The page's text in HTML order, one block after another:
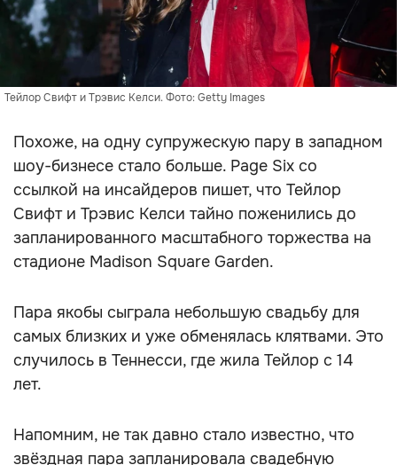
Тейлор Свифт и Трэвис Келси. Фото: Getty Images
Похоже, на одну супружескую пару в западном
шоу-бизнесе стало больше. Page Six со
ссылкой на инсайдеров пишет, что Тейлор
Свифт и Трэвис Келси тайно поженились до
запланированного масштабного торжества на
стадионе Madison Square Garden.
Пара якобы сыграла небольшую свадьбу для
самых близких и уже обменялась клятвами. Это
случилось в Теннесси, где жила Тейлор с 14
лет.
Напомним, не так давно стало известно, что
звёздная пара запланировала свадебную